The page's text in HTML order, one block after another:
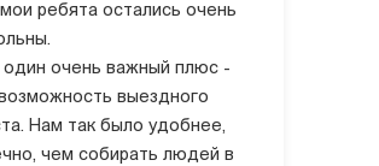
ребята остались очень
очень важный плюс -
выездного
Нам так было удобнее,
чем собирать людей в